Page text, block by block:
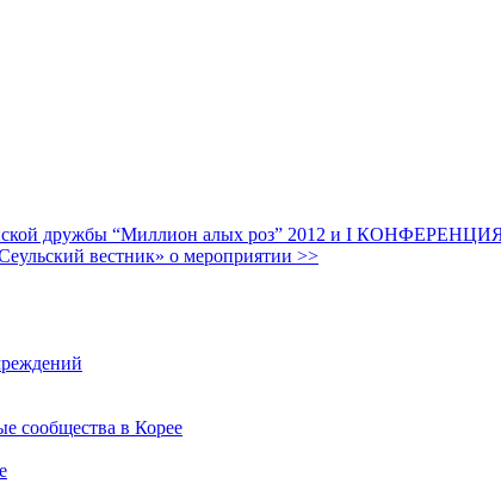
дружбы “Миллион алых роз” 2012 и I КОНФЕРЕНЦИЯ
вестник» о мероприятии >>
сообщества в Корее